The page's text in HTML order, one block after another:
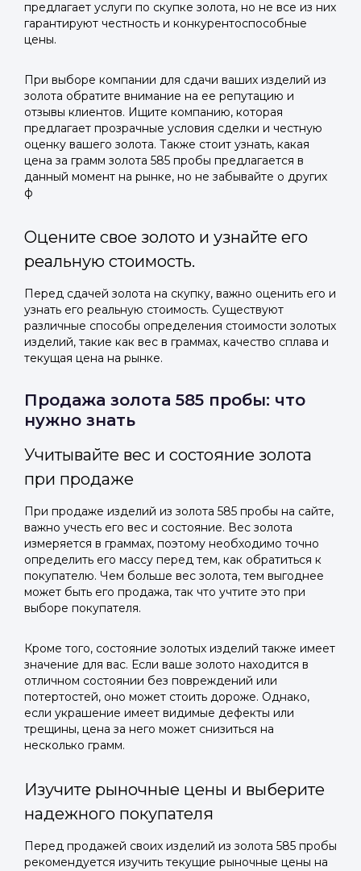
предлагает услуги по скупке золота, но не все из них
гарантируют честность и конкурентоспособные
цены.
При выборе компании для сдачи ваших изделий из
золота обратите внимание на ее репутацию и
отзывы клиентов. Ищите компанию, которая
предлагает прозрачные условия сделки и честную
оценку вашего золота. Также стоит узнать, какая
цена за грамм золота 585 пробы предлагается в
данный момент на рынке, но не забывайте о других
ф
Оцените свое золото и узнайте его
реальную стоимость.
Перед сдачей золота на скупку, важно оценить его и
узнать его реальную стоимость. Существуют
различные способы определения стоимости золотых
изделий, такие как вес в граммах, качество сплава и
текущая цена на рынке.
Продажа золота 585 пробы: что
нужно знать
Учитывайте вес и состояние золота
при продаже
При продаже изделий из золота 585 пробы на сайте,
важно учесть его вес и состояние. Вес золота
измеряется в граммах, поэтому необходимо точно
определить его массу перед тем, как обратиться к
покупателю. Чем больше вес золота, тем выгоднее
может быть его продажа, так что учтите это при
выборе покупателя.
Кроме того, состояние золотых изделий также имеет
значение для вас. Если ваше золото находится в
отличном состоянии без повреждений или
потертостей, оно может стоить дороже. Однако,
если украшение имеет видимые дефекты или
трещины, цена за него может снизиться на
несколько грамм.
Изучите рыночные цены и выберите
надежного покупателя
Перед продажей своих изделий из золота 585 пробы
рекомендуется изучить текущие рыночные цены на